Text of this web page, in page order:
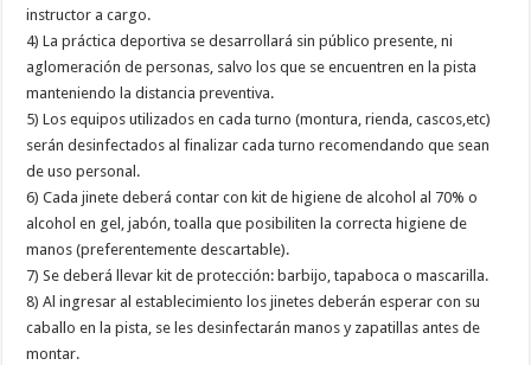
instructor a cargo.
4) La práctica deportiva se desarrollará sin público presente, ni
aglomeración de personas, salvo los que se encuentren en la pista
manteniendo la distancia preventiva.
5) Los equipos utilizados en cada turno (montura, rienda, cascos,etc)
serán desinfectados al finalizar cada turno recomendando que sean
de uso personal.
6) Cada jinete deberá contar con kit de higiene de alcohol al 70% o
alcohol en gel, jabón, toalla que posibiliten la correcta higiene de
manos (preferentemente descartable).
7) Se deberá llevar kit de protección: barbijo, tapaboca o mascarilla.
8) Al ingresar al establecimiento los jinetes deberán esperar con su
caballo en la pista, se les desinfectarán manos y zapatillas antes de
montar.